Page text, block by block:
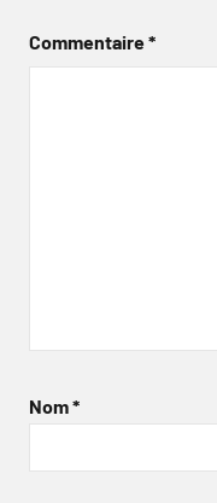
Commentaire*
Nom*